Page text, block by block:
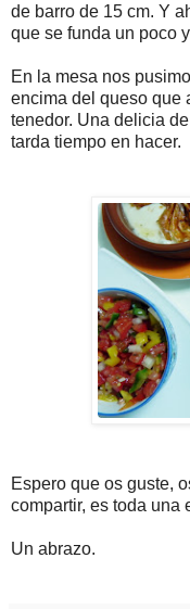
de barro de 15 cm. Y
que se funda un poco
En la mesa nos
encima del queso que
tenedor. Una delicia
tarda tiempo en hacer.
Espero que os guste,
compartir, es toda una
Un abrazo.